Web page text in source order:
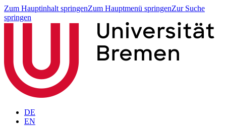
Zum Hauptinhalt springenZum Hauptmenü springenZur Suche
springen
DE
EN